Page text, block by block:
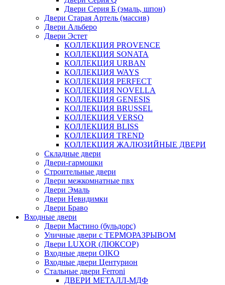
Двери Серия Б (эмаль, шпон)
Двери Старая Артель (массив)
Двери Альберо
Двери Эстет
КОЛЛЕКЦИЯ PROVENCE
КОЛЛЕКЦИЯ SONATA
КОЛЛЕКЦИЯ URBAN
КОЛЛЕКЦИЯ WAYS
КОЛЛЕКЦИЯ PERFECT
КОЛЛЕКЦИЯ NOVELLA
КОЛЛЕКЦИЯ GENESIS
КОЛЛЕКЦИЯ BRUSSEL
КОЛЛЕКЦИЯ VERSO
КОЛЛЕКЦИЯ BLISS
КОЛЛЕКЦИЯ TREND
КОЛЛЕКЦИЯ ЖАЛЮЗИЙНЫЕ ДВЕРИ
Складные двери
Двери-гармошки
Строительные двери
Двери межкомнатные пвх
Двери Эмаль
Двери Невидимки
Двери Браво
Входные двери
Двери Мастино (бульдорс)
Уличные двери с ТЕРМОРАЗРЫВОМ
Двери LUXOR (ЛЮКСОР)
Входные двери OIKO
Входные двери Центурион
Стальные двери Ferroni
ДВЕРИ МЕТАЛЛ-МДФ